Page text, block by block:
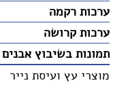
ערכות רקמה
ערכות קרושה
תמונות בשיבוץ אבנים
מוצרי עץ ועיסת נייר